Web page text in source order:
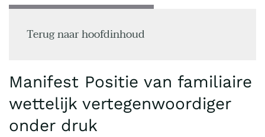
Terug naar hoofdinhoud
Manifest Positie van familiaire
wettelijk vertegenwoordiger
onder druk